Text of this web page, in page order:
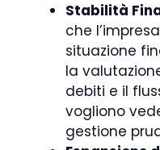
Stabilità
che
situazione
la
debiti e il
vogliono
gestione